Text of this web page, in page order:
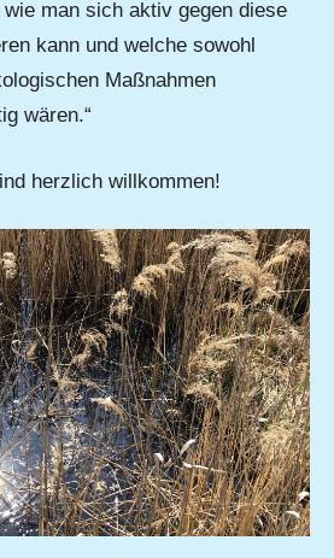
man sich aktiv gegen diese
kann und welche sowohl
Maßnahmen
wären.“
herzlich willkommen!